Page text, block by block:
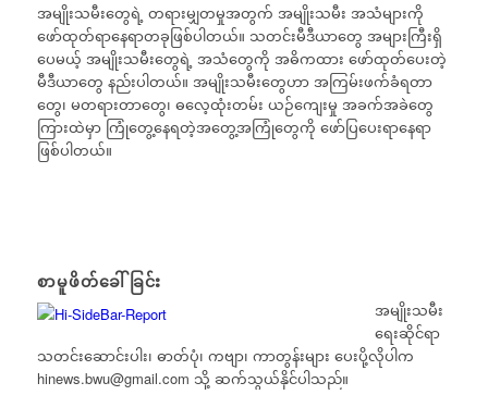
အမျိုးသမီးတွေရဲ့ တရားမျှတမှုအတွက် အမျိုးသမီး အသံများကို
ဖော်ထုတ်ရာနေရာတခုဖြစ်ပါတယ်။ သတင်းမီဒီယာတွေ အများကြီးရှိ
ပေမယ့် အမျိုးသမီးတွေရဲ့ အသံတွေကို အဓိကထား ဖော်ထုတ်ပေးတဲ့
မီဒီယာတွေ နည်းပါတယ်။ အမျိုးသမီးတွေဟာ အကြမ်းဖက်ခံရတာ
တွေ၊ မတရားတာတွေ၊ ဓလေ့ထုံးတမ်း ယဉ်ကျေးမှု အခက်အခဲတွေ
ကြားထဲမှာ ကြုံတွေ့နေရတဲ့အတွေ့အကြုံတွေကို ဖော်ပြပေးရာနေရာ
ဖြစ်ပါတယ်။
စာမူဖိတ်ခေါ်ခြင်း
အမျိုးသမီး
ရေးဆိုင်ရာ
သတင်းဆောင်းပါး၊ ဓာတ်ပုံ၊ ကဗျာ၊ ကာတွန်းများ ပေးပို့လိုပါက
hinews.bwu@gmail.com သို့ ဆက်သွယ်နိုင်ပါသည်။